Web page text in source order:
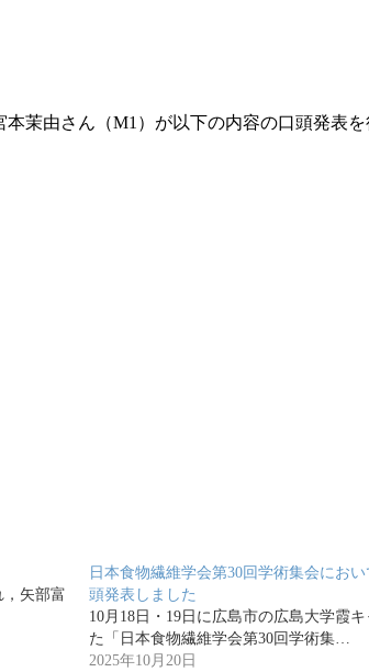
茉由さん（M1）が以下の内容の口頭発表を
，矢部富
日本食物繊維学会第30回学術集会にお
頭発表しました
10月18日・19日に広島市の広島大学霞
た「日本食物繊維学会第30回学術集…
2025年10月20日